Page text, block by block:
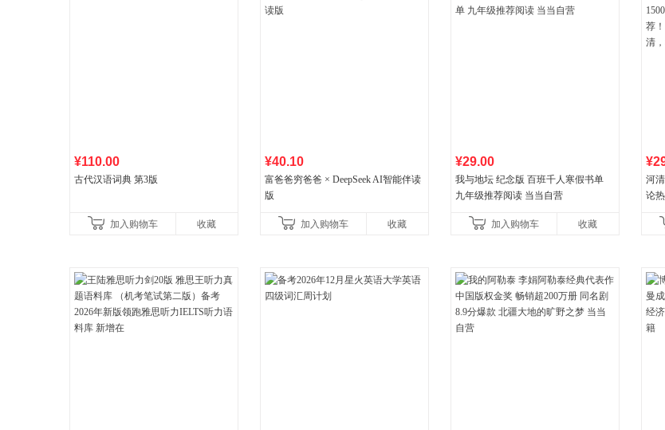
¥110.00
古代汉语词典 第3版
加入购物车 收藏
¥40.10
富爸爸穷爸爸 × DeepSeek AI智能伴读
版
加入购物车 收藏
¥29.00
我与地坛 纪念版 百班千人寒假书单
九年级推荐阅读 当当自营
加入购物车 收藏
河
论
守